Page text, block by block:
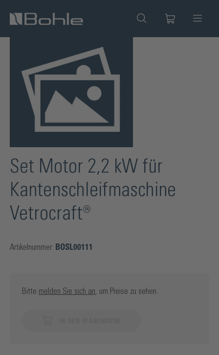
springen
Set Motor 2,2 kW für
Kantenschleifmaschine
Vetrocraft®
Artikelnummer: BOSL00111
Bitte melden Sie sich an , um Preise zu sehen.